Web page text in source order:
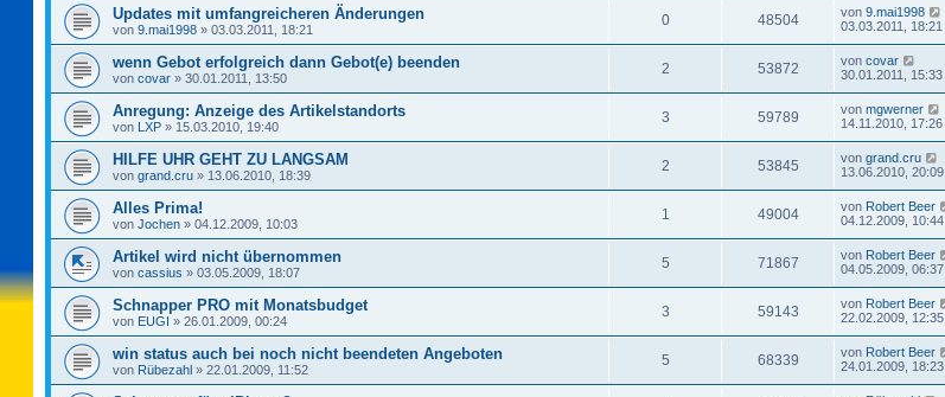
Updates mit umfangreicheren Änderungen
von 9.mai1998 » 03.03.2011, 18:21
0 48504 von 9.mai1998
03.03.2011, 18:21
wenn Gebot erfolgreich dann Gebot(e) beenden
von covar » 30.01.2011, 13:50
2 53872 von covar
30.01.2011, 15:33
Anregung: Anzeige des Artikelstandorts
von LXP » 15.03.2010, 19:40
3 59789 von mgwerner
14.11.2010, 17:26
HILFE UHR GEHT ZU LANGSAM
von grand.cru » 13.06.2010, 18:39
2 53845 von grand.cru
13.06.2010, 20:09
Alles Prima!
von Jochen » 04.12.2009, 10:03
1 49004 von Robert Beer
04.12.2009, 10:44
Artikel wird nicht übernommen
von cassius » 03.05.2009, 18:07
5 71867 von Robert Beer
04.05.2009, 06:37
Schnapper PRO mit Monatsbudget
von EUGI » 26.01.2009, 00:24
3 59143 von Robert Beer
22.02.2009, 12:35
win status auch bei noch nicht beendeten Angeboten
von Rübezahl » 22.01.2009, 11:52
5 68339 von Robert Beer
24.01.2009, 18:23